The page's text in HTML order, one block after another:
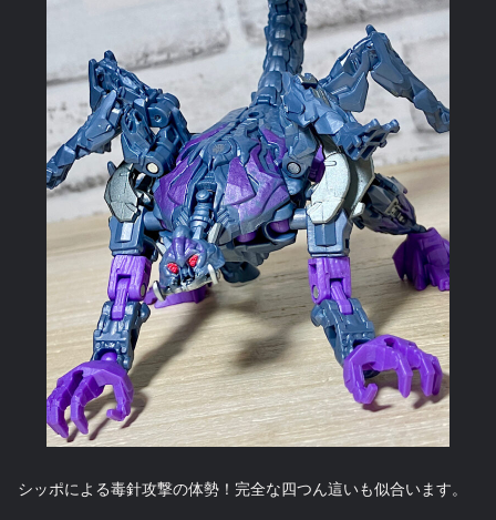
シッポによる毒針攻撃の体勢！完全な四つん這いも似合います。